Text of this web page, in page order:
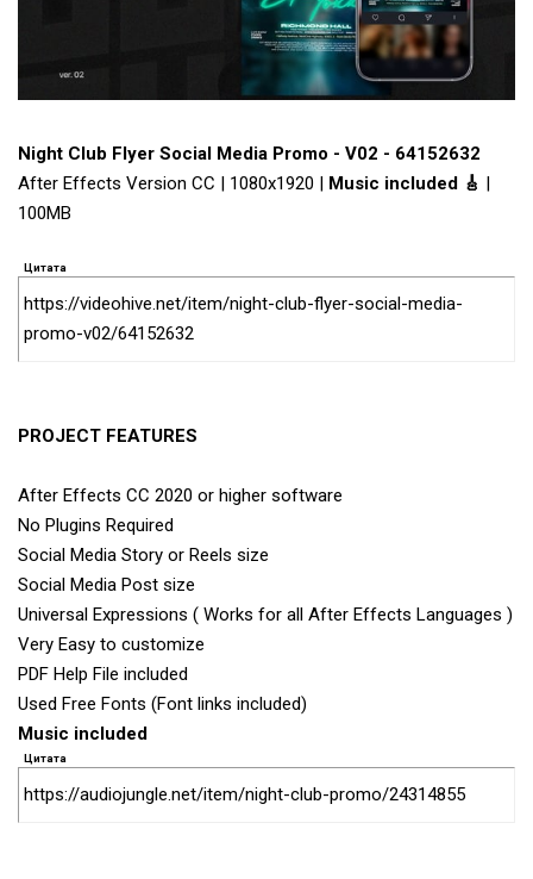
Night Club Flyer Social Media Promo - V02 - 64152632
After Effects Version CC | 1080x1920 | Music included 🎸 |
100MB
Цитата
https://videohive.net/item/night-club-flyer-social-media-
promo-v02/64152632
PROJECT FEATURES
After Effects CC 2020 or higher software
No Plugins Required
Social Media Story or Reels size
Social Media Post size
Universal Expressions ( Works for all After Effects Languages )
Very Easy to customize
PDF Help File included
Used Free Fonts (Font links included)
Music included
Цитата
https://audiojungle.net/item/night-club-promo/24314855